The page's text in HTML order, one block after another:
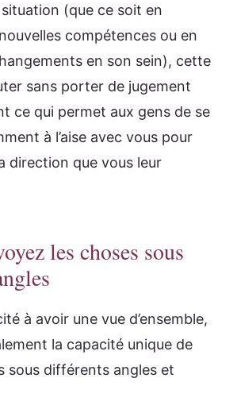
situation (que ce soit en
compétences ou en
en son sein), cette
sans porter de jugement
ce qui permet aux gens de se
à l’aise avec vous pour
direction que vous leur
les choses sous
à avoir une vue d’ensemble,
la capacité unique de
sous différents angles et